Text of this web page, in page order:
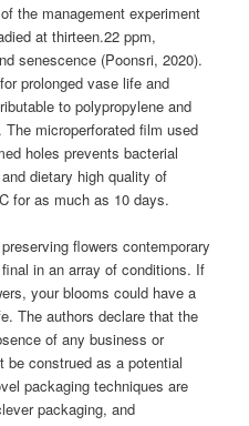
the management experiment
at thirteen.22 ppm,
senescence (Poonsri, 2020).
prolonged vase life and
to polypropylene and
microperforated film used
holes prevents bacterial
dietary high quality of
for as much as 10 days.
flowers contemporary
in an array of conditions. If
your blooms could have a
The authors declare that the
of any business or
be construed as a potential
packaging techniques are
packaging, and